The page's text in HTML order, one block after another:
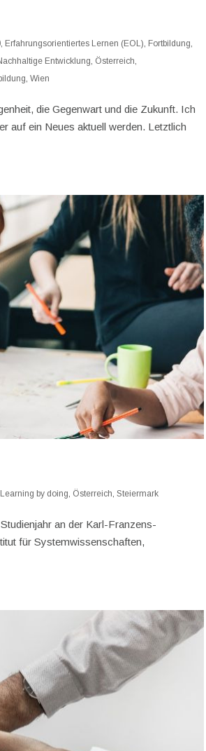
Erfahrungsorientiertes Lernen (EOL) Fortbildung
Entwicklung Österreich
,Wien
die Gegenwart und die Zukunft. Ich
auf ein Neues aktuell werden. Letztlich
Learning by doing, Österreich,Steiermark
an der Karl-Franzens-
für Systemwissenschaften,